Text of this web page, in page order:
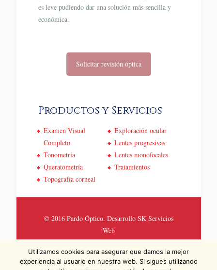
es leve pudiendo dar una solución más sencilla y
económica.
Solicitar revisión óptica
Productos y Servicios
Examen Visual
Completo
Tonometría
Queratometría
Topografía corneal
Exploración ocular
Lentes progresivas
Lentes monofocales
Tratamientos
© 2016 Pardo Óptico. Desarrollo SK Servicios
Web
Politica de Privacidad y Cookies
Utilizamos cookies para asegurar que damos la mejor
experiencia al usuario en nuestra web. Si sigues utilizando